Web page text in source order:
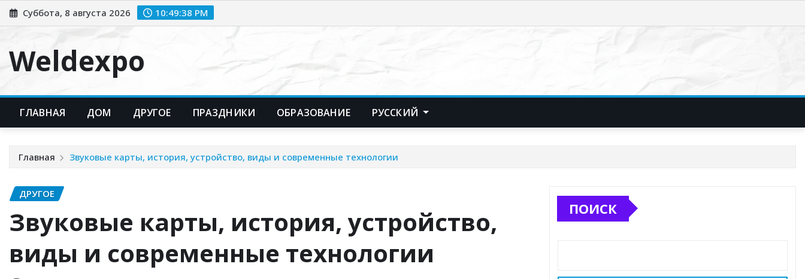
Перейти
к
Суббота, 8 августа 2026 10:49:39 PM
Weldexpo
ГЛАВНАЯ ДОМ ДРУГОЕ ПРАЗДНИКИ ОБРАЗОВАНИЕ РУССКИЙ
Главная Звуковые карты, история, устройство, виды и современные технологии
ДРУГОЕ
Звуковые карты, история, устройство,
виды и современные технологии
ПОИСК